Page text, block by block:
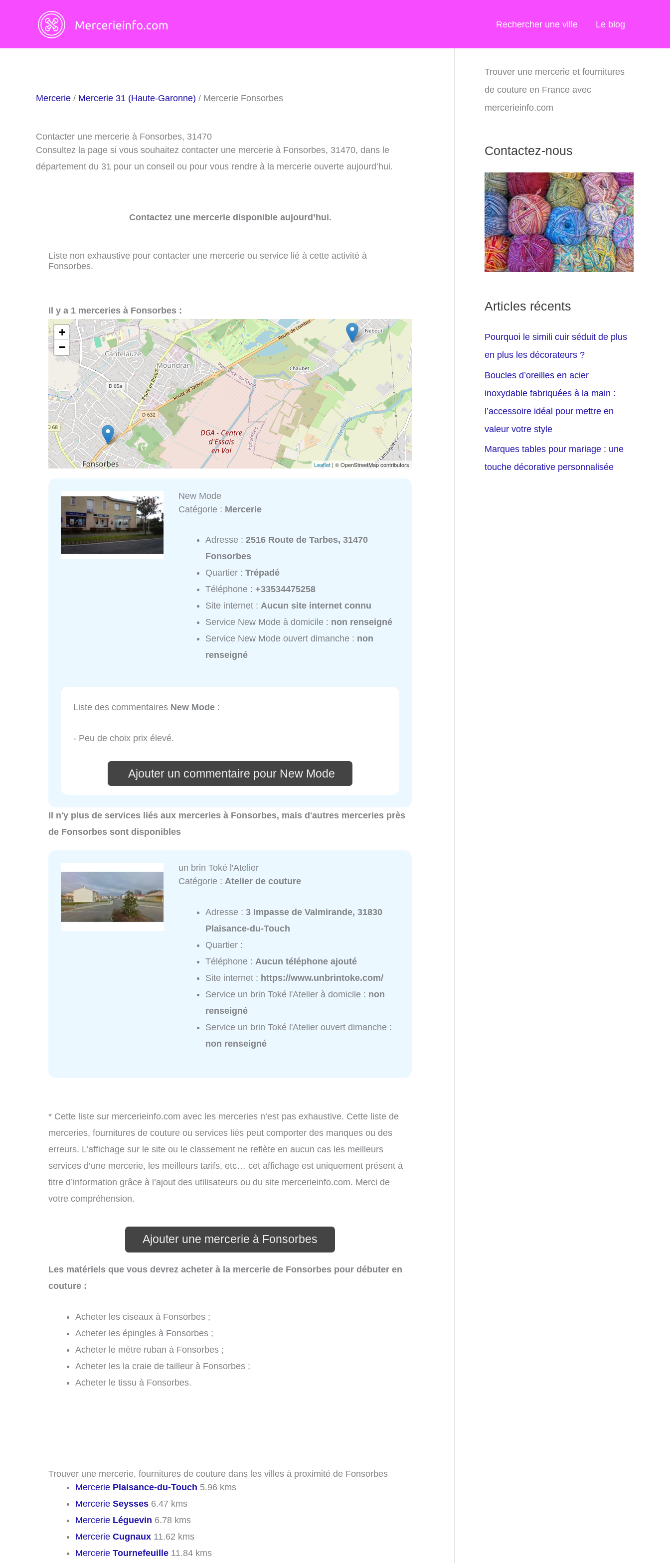
Rechercher une ville Le blog
Mercerie / Mercerie 31 (Haute-Garonne) / Mercerie Fonsorbes
Contacter une mercerie à Fonsorbes, 31470
Consultez la page si vous souhaitez contacter une mercerie à Fonsorbes, 31470, dans le
département du 31 pour un conseil ou pour vous rendre à la mercerie ouverte aujourd’hui.
Contactez une mercerie disponible aujourd’hui.
Liste non exhaustive pour contacter une mercerie ou service lié à cette activité à
Fonsorbes.
Il y a 1 merceries à Fonsorbes :
+
−
Leaflet | © OpenStreetMap contributors
New Mode
Catégorie : Mercerie
Adresse :2516 Route de Tarbes, 31470
Fonsorbes
Quartier :Trépadé
Téléphone :+33534475258
Site internet :Aucun site internet connu
Service New Mode à domicile : non renseigné
Service New Mode ouvert dimanche : non
renseigné
Liste des commentaires New Mode :
- Peu de choix prix élevé.
Ajouter un commentaire pour New Mode
Il n'y plus de services liés aux merceries à Fonsorbes, mais d'autres merceries près
de Fonsorbes sont disponibles
un brin Toké l'Atelier
Catégorie : Atelier de couture
Adresse :3 Impasse de Valmirande, 31830
Plaisance-du-Touch
Quartier :
Téléphone : Aucun téléphone ajouté
Site internet : https://www.unbrintoke.com/
Service un brin Toké l'Atelier à domicile : non
renseigné
Service un brin Toké l'Atelier ouvert dimanche :
non renseigné
* Cette liste sur mercerieinfo.com avec les merceries n’est pas exhaustive. Cette liste de
merceries, fournitures de couture ou services liés peut comporter des manques ou des
erreurs. L’affichage sur le site ou le classement ne reflète en aucun cas les meilleurs
services d’une mercerie, les meilleurs tarifs, etc… cet affichage est uniquement présent à
titre d’information grâce à l’ajout des utilisateurs ou du site mercerieinfo.com. Merci de
votre compréhension.
Ajouter une mercerie à Fonsorbes
Les matériels que vous devrez acheter à la mercerie de Fonsorbes pour débuter en
couture :
Acheter les ciseaux à Fonsorbes ;
Acheter les épingles à Fonsorbes ;
Acheter le mètre ruban à Fonsorbes ;
Acheter les la craie de tailleur à Fonsorbes ;
Acheter le tissu à Fonsorbes.
Trouver une mercerie, fournitures de couture dans les villes à proximité de Fonsorbes
Mercerie Plaisance-du-Touch 5.96 kms
Mercerie Seysses 6.47 kms
Mercerie Léguevin 6.78 kms
Mercerie Cugnaux 11.62 kms
Mercerie Tournefeuille 11.84 kms
Trouver une mercerie et fournitures
de couture en France avec
mercerieinfo.com
Contactez-nous
Articles récents
Pourquoi le simili cuir séduit de plus
en plus les décorateurs ?
Boucles d’oreilles en acier
inoxydable fabriquées à la main :
l’accessoire idéal pour mettre en
valeur votre style
Marques tables pour mariage : une
touche décorative personnalisée